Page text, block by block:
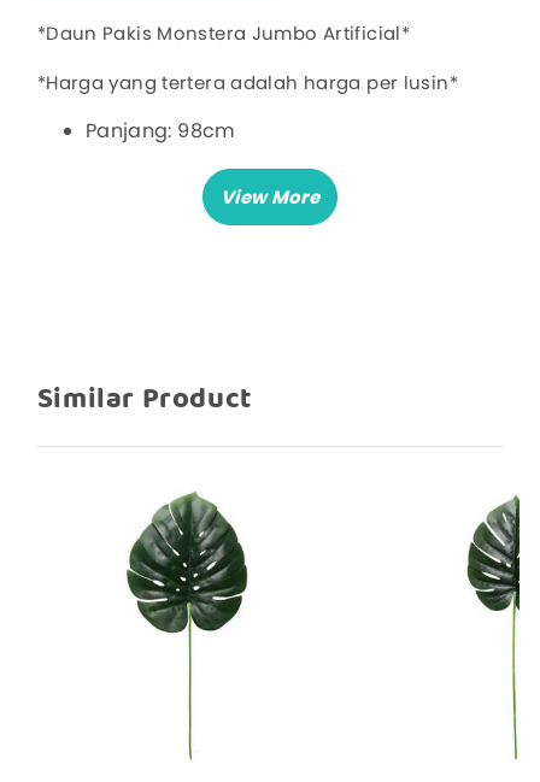
*Daun Pakis Monstera Jumbo Artificial*
*Harga yang tertera adalah harga per lusin*
Panjang: 98cm
Similar Product